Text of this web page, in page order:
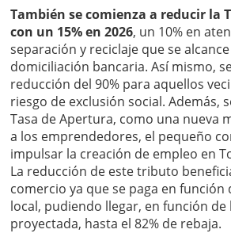
También se comienza a reducir la
con un 15% en 2026, un 10% en
separación y reciclaje que se
domiciliación bancaria. Así mismo,
reducción del 90% para aquellos
riesgo de exclusión social. Además,
Tasa de Apertura, como una nueva
a los emprendedores, el pequeño
impulsar la creación de empleo en
La reducción de este tributo
comercio ya que se paga en función
local, pudiendo llegar, en función de
proyectada, hasta el 82% de rebaja.